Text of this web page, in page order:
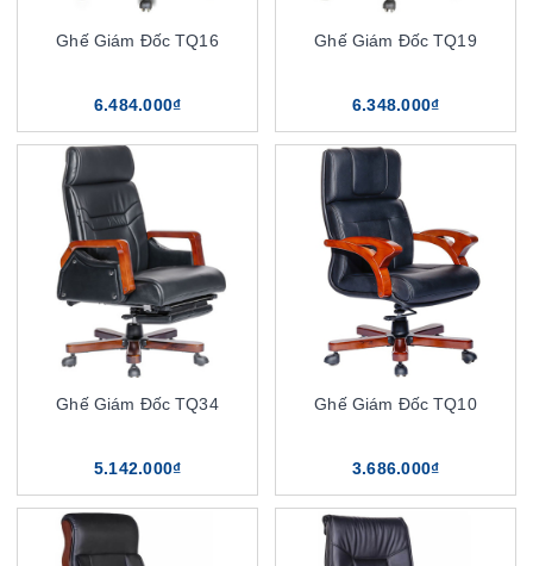
Ghế Giám Đốc TQ16
6.484.000₫
Ghế Giám Đốc TQ19
6.348.000₫
Ghế Giám Đốc TQ34
5.142.000₫
Ghế Giám Đốc TQ10
3.686.000₫